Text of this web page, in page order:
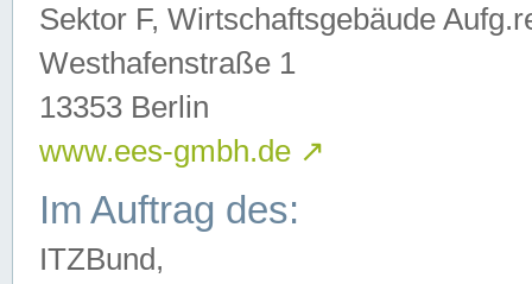
Sektor F, Wirtschaftsgebäude
Westhafenstraße 1
13353 Berlin
www.ees-gmbh.de ↗
Im Auftrag des:
ITZBund,